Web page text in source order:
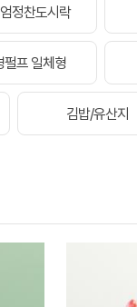
정찬도시락
펄프 일체형
김밥/유산지